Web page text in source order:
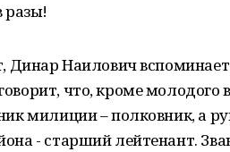
разы!
Динар Наилович
что, кроме молодого
милиции – полковник, а
- старший лейтенант.